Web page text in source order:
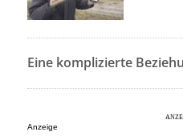
Eine komplizierte
Anzeige